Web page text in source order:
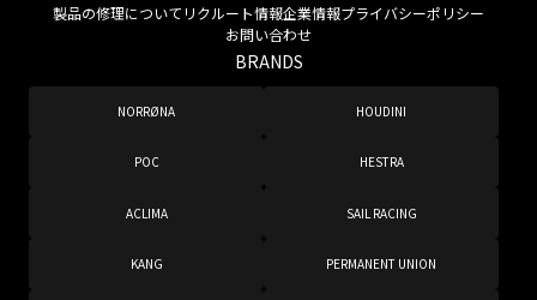
製品の修理について リクルート情報企業情報プライバシーポリシー
お問い合わせ
BRANDS
NORRØNA HOUDINI
POC HESTRA
ACLIMA SAIL RACING
KANG PERMANENT UNION